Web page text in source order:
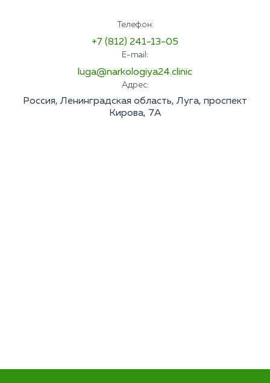
Телефон:
+7 (812) 241-13-05
E-mail:
luga@narkologiya24.clinic
Адрес:
Россия, Ленинградская область, Луга, проспект
Кирова, 7А